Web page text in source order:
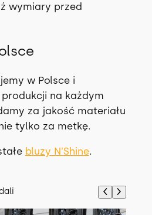
wymiary przed
w Polsce i
na każdym
za jakość materiału
tylko za metkę.
bluzy N’Shine.